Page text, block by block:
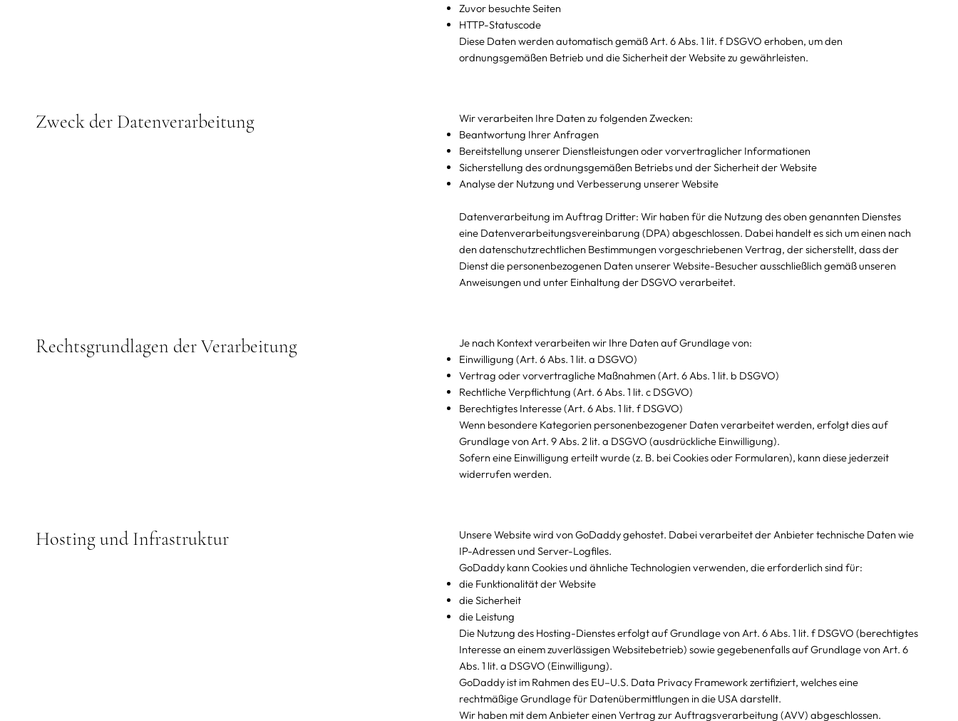
Zuvor besuchte Seiten
HTTP-Statuscode
Diese Daten werden automatisch gemäß Art. 6 Abs. 1 lit. f DSGVO erhoben, um den
ordnungsgemäßen Betrieb und die Sicherheit der Website zu gewährleisten.
Zweck der Datenverarbeitung
Wir verarbeiten Ihre Daten zu folgenden Zwecken:
Beantwortung Ihrer Anfragen
Bereitstellung unserer Dienstleistungen oder vorvertraglicher Informationen
Sicherstellung des ordnungsgemäßen Betriebs und der Sicherheit der Website
Analyse der Nutzung und Verbesserung unserer Website
Datenverarbeitung im Auftrag Dritter: Wir haben für die Nutzung des oben genannten Dienstes
eine Datenverarbeitungsvereinbarung (DPA) abgeschlossen. Dabei handelt es sich um einen nach
den datenschutzrechtlichen Bestimmungen vorgeschriebenen Vertrag, der sicherstellt, dass der
Dienst die personenbezogenen Daten unserer Website-Besucher ausschließlich gemäß unseren
Anweisungen und unter Einhaltung der DSGVO verarbeitet.
Rechtsgrundlagen der Verarbeitung
Je nach Kontext verarbeiten wir Ihre Daten auf Grundlage von:
Einwilligung (Art. 6 Abs. 1 lit. a DSGVO)
Vertrag oder vorvertragliche Maßnahmen (Art. 6 Abs. 1 lit. b DSGVO)
Rechtliche Verpflichtung (Art. 6 Abs. 1 lit. c DSGVO)
Berechtigtes Interesse (Art. 6 Abs. 1 lit. f DSGVO)
Wenn besondere Kategorien personenbezogener Daten verarbeitet werden, erfolgt dies auf
Grundlage von Art. 9 Abs. 2 lit. a DSGVO (ausdrückliche Einwilligung).
Sofern eine Einwilligung erteilt wurde (z. B. bei Cookies oder Formularen), kann diese jederzeit
widerrufen werden.
Hosting und Infrastruktur
Unsere Website wird von GoDaddy gehostet. Dabei verarbeitet der Anbieter technische Daten wie
IP-Adressen und Server-Logfiles.
GoDaddy kann Cookies und ähnliche Technologien verwenden, die erforderlich sind für:
die Funktionalität der Website
die Sicherheit
die Leistung
Die Nutzung des Hosting-Dienstes erfolgt auf Grundlage von Art. 6 Abs. 1 lit. f DSGVO (berechtigtes
Interesse an einem zuverlässigen Websitebetrieb) sowie gegebenenfalls auf Grundlage von Art. 6
Abs. 1 lit. a DSGVO (Einwilligung).
GoDaddy ist im Rahmen des EU–U.S. Data Privacy Framework zertifiziert, welches eine
rechtmäßige Grundlage für Datenübermittlungen in die USA darstellt.
Wir haben mit dem Anbieter einen Vertrag zur Auftragsverarbeitung (AVV) abgeschlossen.